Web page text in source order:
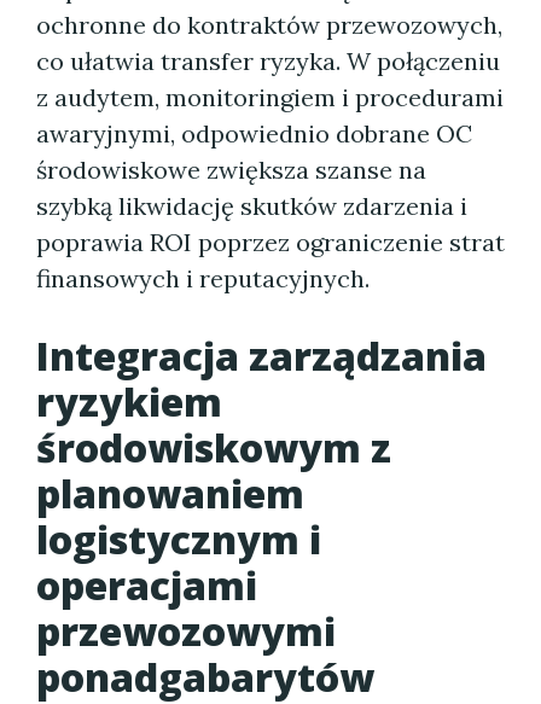
ochronne do kontraktów przewozowych,
co ułatwia transfer ryzyka. W połączeniu
z audytem, monitoringiem i procedurami
awaryjnymi, odpowiednio dobrane OC
środowiskowe zwiększa szanse na
szybką likwidację skutków zdarzenia i
poprawia ROI poprzez ograniczenie strat
finansowych i reputacyjnych.
Integracja zarządzania
ryzykiem
środowiskowym z
planowaniem
logistycznym i
operacjami
przewozowymi
ponadgabarytów